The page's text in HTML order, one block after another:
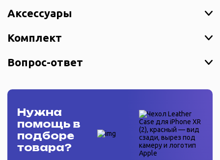
Аксессуары
Комплект
Вопрос-ответ
Нужна
помощь в
подборе
товара?